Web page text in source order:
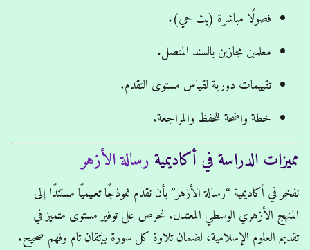
فصولًا مباشرة (بث حي).
معلمين مجازين بالسند المتصل.
تقييمات دورية لقياس مستوى التقدم.
خطة واضحة للحفظ والمراجعة.
مميزات الدراسة في أكاديميةرسالة الأزهر
نفخر في أكاديمية “رسالة الأزهر” بأن نقدم نموذجًا تعليميًا مستندًا إلى
المنهج الأزهري الوسطي المعتدل. نحرص على توفير مستوى متميز في
تقديم العلوم الإسلامية، لضمان تلاوة كل سورة بإتقان تام وفهم صحيح.